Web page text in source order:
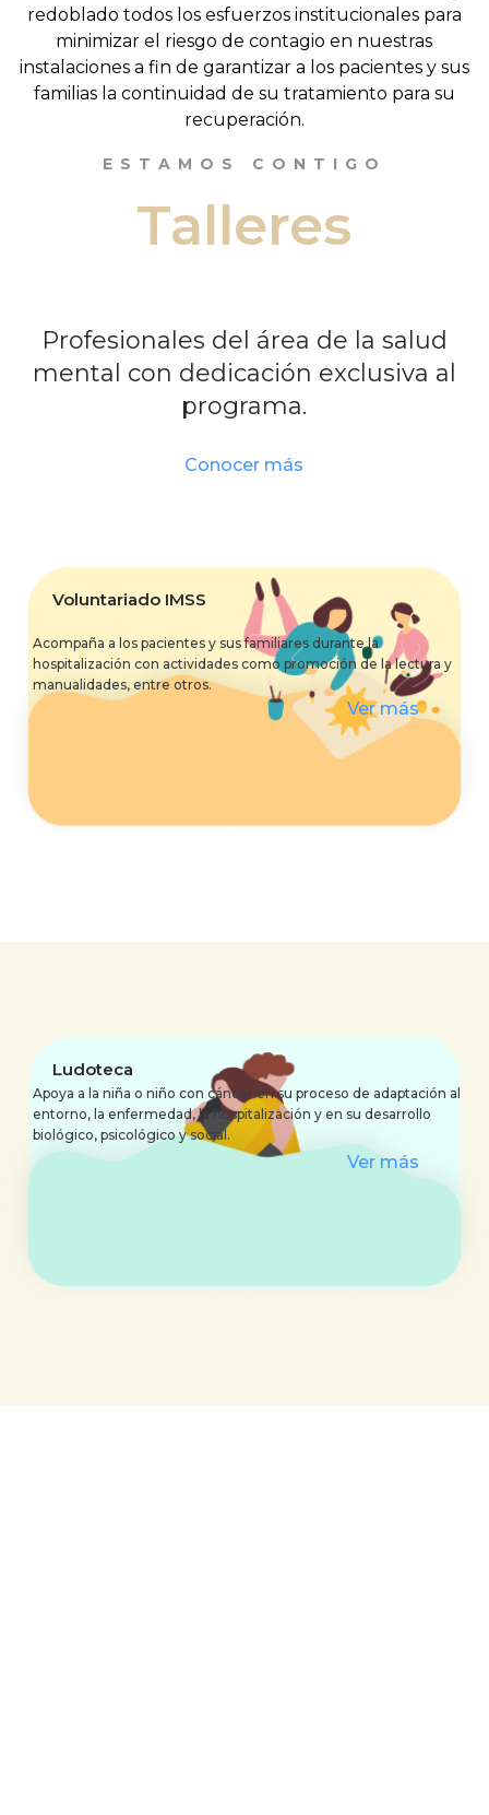
redoblado todos los esfuerzos institucionales para
minimizar el riesgo de contagio en nuestras
instalaciones a fin de garantizar a los pacientes y sus
familias la continuidad de su tratamiento para su
recuperación.
ESTAMOS CONTIGO
Talleres
Profesionales del área de la salud
mental con dedicación exclusiva al
programa.
Conocer más
Voluntariado IMSS
Acompaña a los pacientes y sus familiares durante la
hospitalización con actividades como promoción de la lectura y
manualidades, entre otros.
Ver más
Ludoteca
Apoya a la niña o niño con cáncer en su proceso de adaptación al
entorno, la enfermedad, la hospitalización y en su desarrollo
biológico, psicológico y social.
Ver más